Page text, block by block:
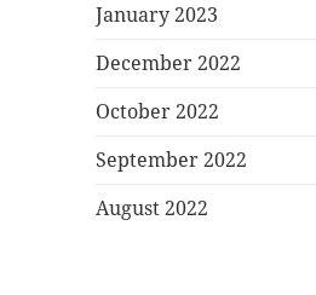
January 2023
December 2022
October 2022
September 2022
August 2022